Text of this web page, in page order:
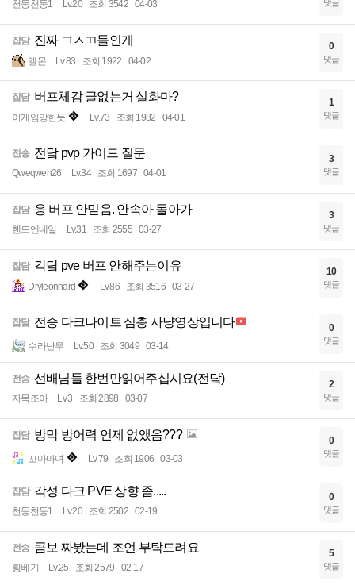
천둥천둥1 Lv.20 조회 3542 04-03 댓글
잡담 진짜 ㄱㅅㄲ들인게
엘몬 Lv.83 조회 1922 04-02
0
댓글
잡담 버프체감 글없는거 실화마?
이게임망한듯 Lv.73 조회 1982 04-01
1
댓글
전승 전닼 pvp 가이드 질문
Qweqweh26 Lv.34 조회 1697 04-01
3
댓글
잡담 응 버프 안믿음. 안속아 돌아가
핸드엔네일 Lv.31 조회 2555 03-27
3
댓글
잡담 각닼 pve 버프 안해주는이유
Dryleonhard Lv.86 조회 3516 03-27
10
댓글
잡담 전승 다크나이트 심층 사냥영상입니다
수라난무 Lv.50 조회 3049 03-14
0
댓글
전승 선배님들 한번만읽어주십시요(전닼)
자목조아 Lv.3 조회 2898 03-07
2
댓글
잡담 방막 방어력 언제 없앴음???
꼬마마녀 Lv.79 조회 1906 03-03
0
댓글
잡담 각성 다크 PVE 상향 좀.....
천둥천둥1 Lv.20 조회 2502 02-19
0
댓글
전승 콤보 짜봤는데 조언 부탁드려요
횡베기 Lv.25 조회 2579 02-17
5
댓글